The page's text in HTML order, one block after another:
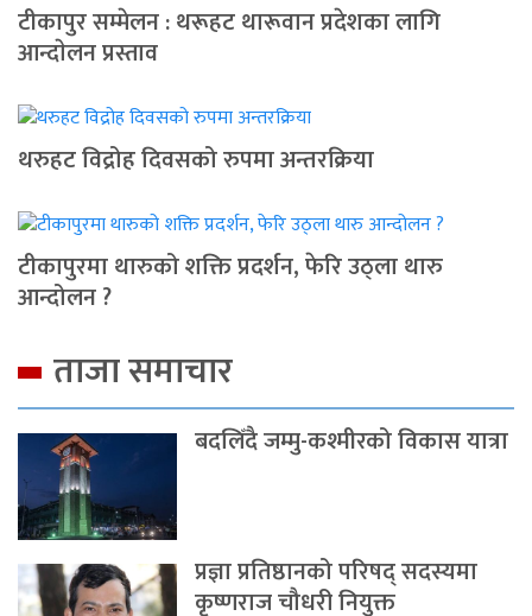
टीकापुर सम्मेलन : थरूहट थारूवान प्रदेशका लागि
आन्दाेलन प्रस्ताव
थरुहट विद्रोह दिवसको रुपमा अन्तरक्रिया
टीकापुरमा थारुको शक्ति प्रदर्शन, फेरि उठ्ला थारु
आन्दोलन ?
ताजा समाचार
बदलिँदै जम्मु-कश्मीरको विकास यात्रा
प्रज्ञा प्रतिष्ठानको परिषद् सदस्यमा
कृष्णराज चौधरी नियुक्त